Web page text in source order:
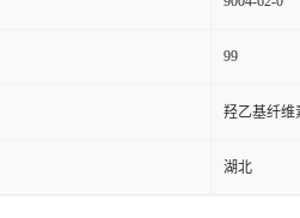
99
羟乙基纤维
湖北